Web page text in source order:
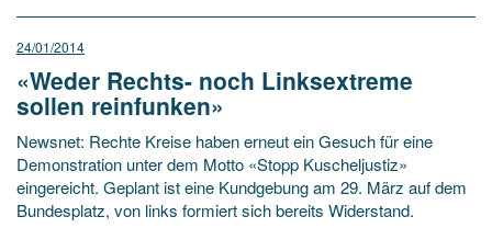
24/01/2014
«Weder Rechts- noch Linksextreme
sollen reinfunken»
Newsnet: Rechte Kreise haben erneut ein Gesuch für eine
Demonstration unter dem Motto «Stopp Kuscheljustiz»
eingereicht. Geplant ist eine Kundgebung am 29. März auf dem
Bundesplatz, von links formiert sich bereits Widerstand.